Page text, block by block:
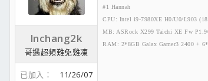
lnchang2k
哥遇超頻難免雞凍
已加入
11/26/07
#1 Hannah
CPU: Intel i9-7980XE H0/U0/L903
MB: ASRock X299 Taichi XE Fw
RAM: 2*8GB Galax Gamer3 2400 +